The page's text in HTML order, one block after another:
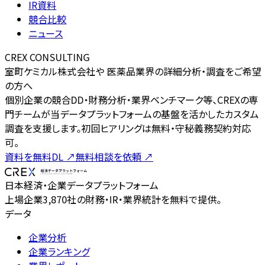
IR資料
競合比較
ニュース
CREX CONSULTING
室町ケミカル株式会社や 医薬品業界の詳細分析・調査をご希望
の方へ
個別企業の競合DD・財務分析・業界ベンチマーク等、CREXの専
門チームが当データプラットフォームの基盤を活かしたカスタム
調査を支援します。初回ヒアリングは無料・守秘義務契約対応
可。
資料を無料DL ↗無料相談を依頼 ↗
日本経済・企業データプラットフォーム
上場企業3,870社の財務・IR・業界統計を無料で提供。
データ
企業分析
企業ランキング